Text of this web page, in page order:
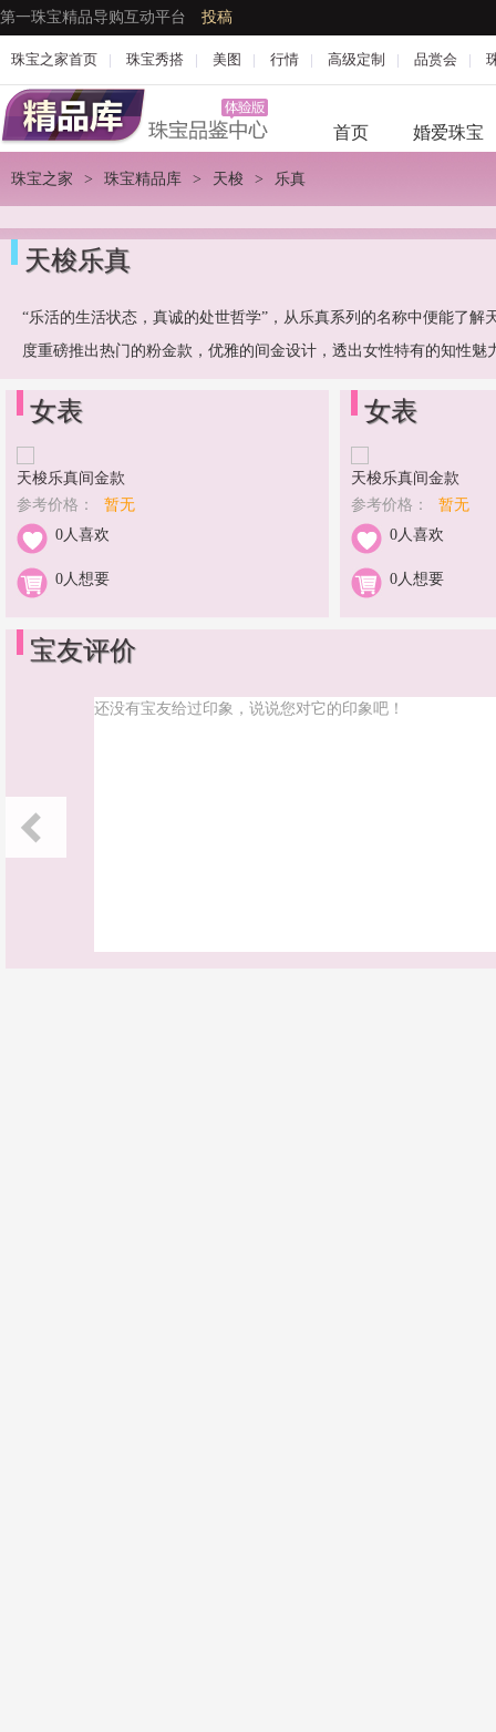
第一珠宝精品导购互动平台 投稿
珠宝之家首页 | 珠宝秀搭 | 美图 | 行情 | 高级定制 | 品赏会 |
首页 婚爱珠宝
珠宝之家 > 珠宝精品库 > 天梭 > 乐真
天梭乐真
“乐活的生活状态，真诚的处世哲学”，从乐真系列的名称中便能了
度重磅推出热门的粉金款，优雅的间金设计，透出女性特有的知性魅
女表
天梭乐真间金款
参考价格：
暂无
0人喜欢
0人想要
女表
天梭乐真间金款
参考价格：
暂无
0人喜欢
0人想要
宝友评价
还没有宝友给过印象，说说您对它的印象吧！